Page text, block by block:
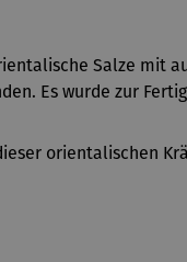
Salze mit
Es wurde zur
orientalischen